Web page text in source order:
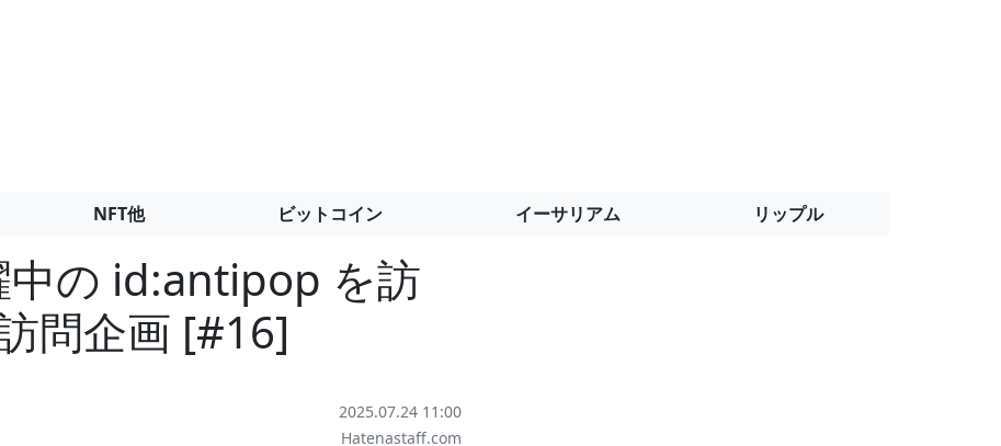
NFT他 ビットコイン イーサリアム リップル
の id:antipop を訪
問企画 [#16]
2025.07.24 11:00
Hatenastaff.com